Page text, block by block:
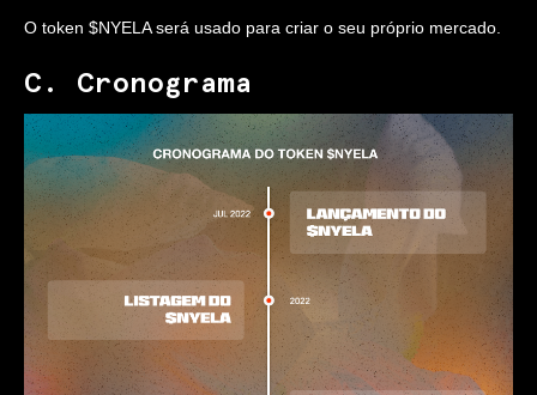
O token $NYELA será usado para criar o seu próprio mercado.
C. Cronograma